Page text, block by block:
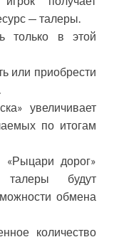
— талеры.
только в этой
или приобрести
увеличивает
по итогам
«Рыцари дорог»
талеры будут
обмена
количество